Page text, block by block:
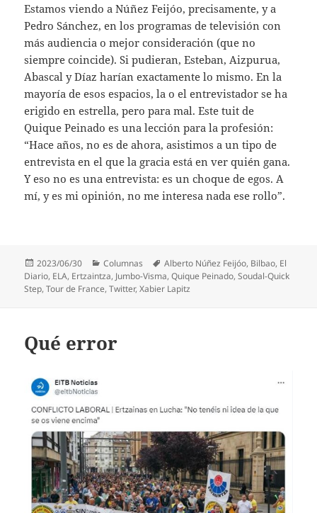
Estamos viendo a Núñez Feijóo, precisamente, y a
Pedro Sánchez, en los programas de televisión con
más audiencia o mejor consideración (que no
siempre coincide). Si pudieran, Esteban, Aizpurua,
Abascal y Díaz harían exactamente lo mismo. En la
mayoría de esos espacios, la o el entrevistador se ha
erigido en estrella, pero para mal. Este tuit de
Quique Peinado es una lección para la profesión:
“Hace años, no es de ahora, asistimos a un tipo de
entrevista en el que la gracia está en ver quién gana.
Y eso no es una entrevista: es un choque de egos. A
mí, y es mi opinión, no me interesa nada ese rollo”.
Publicado
el
2023/06/30 Categorías
Columnas Etiquetas
Alberto Núñez Feijóo, Bilbao, El
Diario, ELA, Ertzaintza, Jumbo-Visma,Quique Peinado,Soudal-Quick
Step,Tour de France,Twitter,Xabier Lapitz
Qué error